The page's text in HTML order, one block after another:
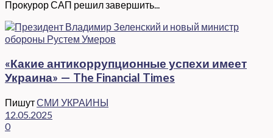
Прокурор САП решил завершить...
«Какие антикоррупционные успехи имеет
Украина» — The Financial Times
ПишутСМИ УКРАИНЫ
12.05.2025
0